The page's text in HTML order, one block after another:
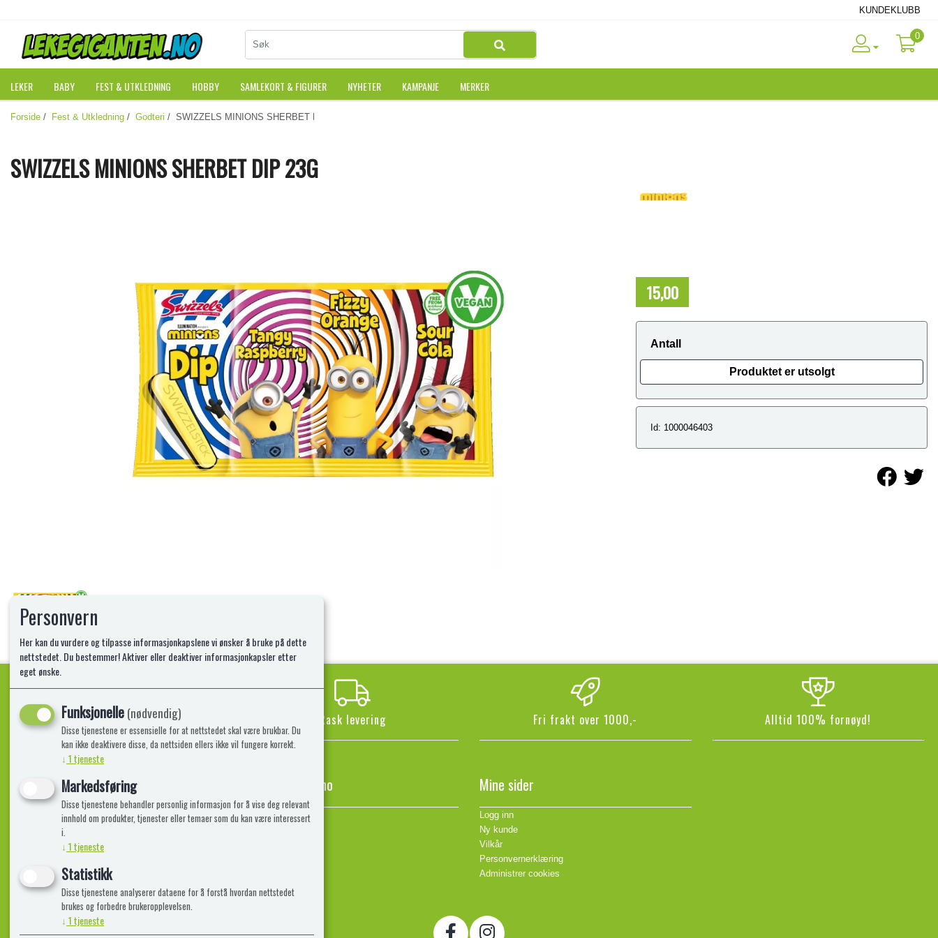
KUNDEKLUBB
0
LEKER BABY FEST & UTKLEDNING HOBBY SAMLEKORT & FIGURER NYHETER KAMPANJE MERKER
Forside / Fest & Utkledning / Godteri / SWIZZELS MINIONS SHERBET DIP 23G
SWIZZELS MINIONS SHERBET DIP 23G
15,00
Antall
Produktet er utsolgt
Id: 1000046403
Kvalitetsprodukter! Rask levering Fri frakt over 1000,- Alltid 100% fornøyd!
Informasjon
Frakt, Retur og Reklamasjon
Lekegiganten.no
Kontakt oss
Mine sider
Logg inn
Ny kunde
Vilkår
Personvernerklæring
Administrer cookies
Personvern
Her kan du vurdere og tilpasse informasjonkapslene vi ønsker å bruke på dette
nettstedet. Du bestemmer! Aktiver eller deaktiver informasjonkapsler etter
eget ønske.
Funksjonelle(nødvendig)
Disse tjenestene er essensielle for at nettstedet skal være brukbar. Du
kan ikke deaktivere disse, da nettsiden ellers ikke vil fungere korrekt.
↓ 1tjeneste
Markedsføring
Disse tjenestene behandler personlig informasjon for å vise deg relevant
innhold om produkter, tjenester eller temaer som du kan være interessert
i.
↓ 1tjeneste
Statistikk
Disse tjenestene analyserer dataene for å forstå hvordan nettstedet
brukes og forbedre brukeropplevelsen.
↓ 1tjeneste